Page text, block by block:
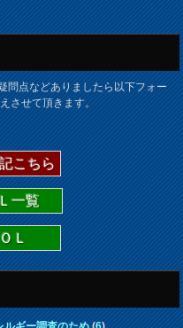
問点などありましたら以下フォー
させて頂きます。
こちら
一覧
ＯＬ